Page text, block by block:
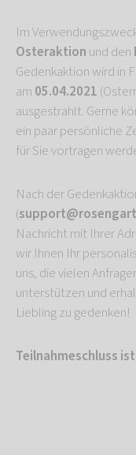
Im
Osteraktion und den
Gedenkaktion wird in
am 05.04.2021
ausgestrahlt. Gerne
ein paar persönliche
für Sie vortragen
Nach der
(
Nachricht mit Ihrer
wir Ihnen Ihr
uns, die vielen
unterstützen und
Liebling zu gedenken!
Teilnahmeschluss